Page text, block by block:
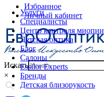
Избранное
Личный кабинет
Искать
×
Услуги
Специалисты
Центр контроля миопии
Детская оптика
Блог
Салоны
Essilor Experts
Бренды
Детская близорукость